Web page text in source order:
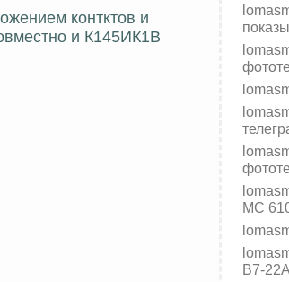
МС
В7-22А
контктов и
и К145ИК1В